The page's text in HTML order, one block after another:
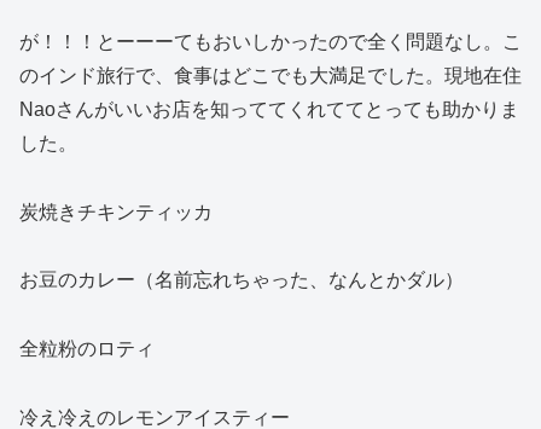
が！！！とーーーてもおいしかったので全く問題なし。こ
のインド旅行で、食事はどこでも大満足でした。現地在住
Naoさんがいいお店を知っててくれててとっても助かりま
した。
炭焼きチキンティッカ
お豆のカレー（名前忘れちゃった、なんとかダル）
全粒粉のロティ
冷え冷えのレモンアイスティー